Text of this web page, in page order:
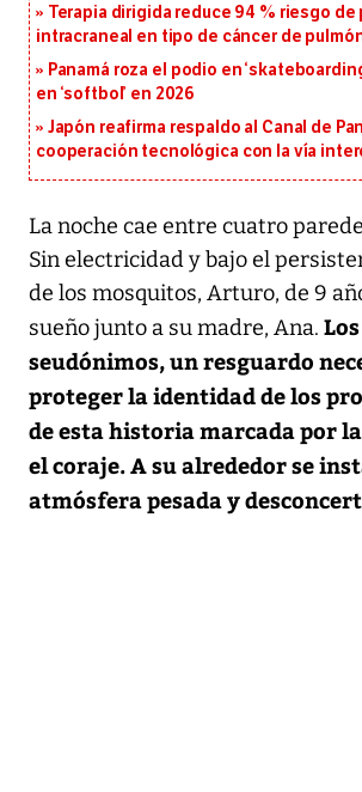
Terapia dirigida reduce 94 % riesgo
intracraneal en tipo de cáncer de
Panamá roza el podio en
en ‘softbol’ en 2026
Japón reafirma respaldo al Canal de
cooperación tecnológica con la vía
La noche cae entre cuatro
Sin electricidad y bajo el
de los mosquitos, Arturo, de 9
sueño junto a su madre, Ana.
seudónimos, un resguardo
proteger la identidad de los
de esta historia marcada por
el coraje. A su alrededor se
atmósfera pesada y